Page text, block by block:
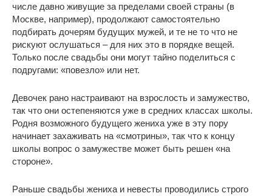
числе давно живущие за пределами своей страны (в
Москве, например), продолжают самостоятельно
подбирать дочерям будущих мужей, и те не то что не
рискуют ослушаться – для них это в порядке вещей.
Только после свадьбы они могут тайно поделиться с
подругами: «повезло» или нет.
Девочек рано настраивают на взрослость и замужество,
так что они остепеняются уже в средних классах школы.
Родня возможного будущего жениха уже в эту пору
начинает захаживать на «смотрины», так что к концу
школы вопрос о замужестве может быть решен «на
стороне».
Раньше свадьбы жениха и невесты проводились строго